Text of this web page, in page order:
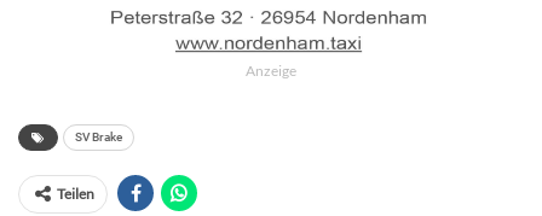
Anzeige
SV Brake
Teilen